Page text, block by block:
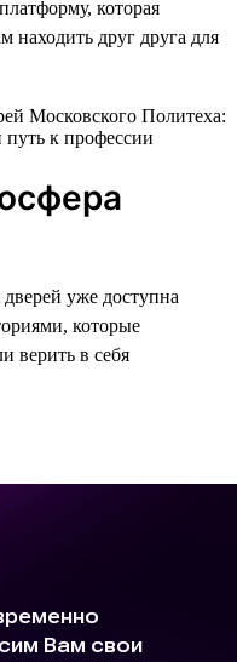
которая
находить друг друга для
уже доступна
которые
верить в себя